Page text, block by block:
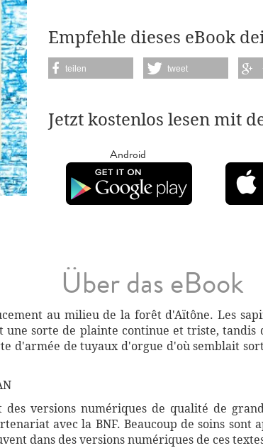
Empfehle dieses eBook
teilen tweet
Jetzt kostenlos lesen mit
Android
Über das eBook
au milieu de la forêt d'Aïtône. Les
une sorte de plainte continue et triste,
d'armée de tuyaux d'orgue d'où semblait
des versions numériques de qualité de
avec la BNF. Beaucoup de soins sont
dans des versions numériques de ces